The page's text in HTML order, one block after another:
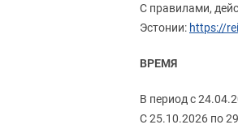
С правилами,
Эстонии: https://
ВРЕМЯ
В период с
С 25.10.2026 по